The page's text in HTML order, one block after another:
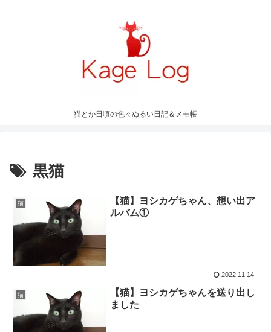
猫とか日頃の色々ぬるい日記＆メモ帳
黒猫
猫
【猫】ヨシカゲちゃん、想い出ア
ルバム①
2022.11.14
猫
【猫】ヨシカゲちゃんを送り出し
ました